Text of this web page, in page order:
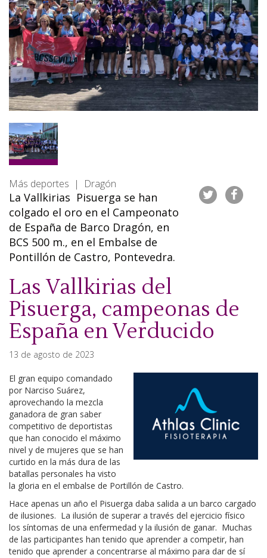
Más deportes | Dragón
La Vallkirias Pisuerga se han
colgado el oro en el Campeonato
de España de Barco Dragón, en
BCS 500 m., en el Embalse de
Pontillón de Castro, Pontevedra.
Las Vallkirias del
Pisuerga, campeonas de
España en Verducido
13 de agosto de 2023
El gran equipo comandado
por Narciso Suárez,
aprovechando la mezcla
ganadora de gran saber
competitivo de deportistas
que han conocido el máximo
nivel y de mujeres que se han
curtido en la más dura de las
batallas personales ha visto
la gloria en el embalse de Portillón de Castro.
Hace apenas un año el Pisuerga daba salida a un barco cargado
de ilusiones. La ilusión de superar a través del ejercicio físico
los síntomas de una enfermedad y la ilusión de ganar. Muchas
de las participantes han tenido que aprender a competir, han
tenido que aprender a concentrarse al máximo para dar de sí